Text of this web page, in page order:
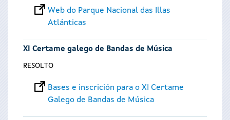
Web do Parque Nacional das Illas
Atlánticas
XI Certame galego de Bandas de Música
RESOLTO
Bases e inscrición para o XI Certame
Galego de Bandas de Música